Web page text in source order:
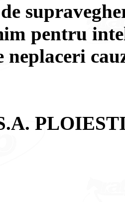
pentru
neplaceri